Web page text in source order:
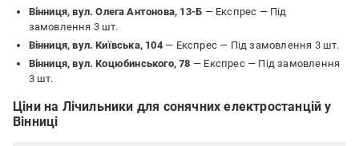
Вінниця, вул. Олега Антонова, 13-Б — Експрес — Під
замовлення 3 шт.
Вінниця, вул. Київська, 104— Експрес — Під замовлення 3 шт.
Вінниця, вул. Коцюбинського, 78 — Експрес — Під замовлення
3 шт.
Ціни на Лічильники для сонячних електростанцій у
Вінниці